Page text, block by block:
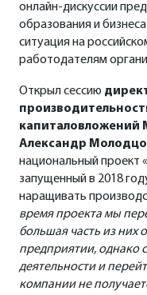
онлайн-дискуссии
образования и
ситуация на
работодателям
Открыл сессию
капиталовложений
Александр
национальный проект
запущенный в 2018
наращивать
время проекта мы
большая часть из них
предприятии, однако
деятельности и
компании не